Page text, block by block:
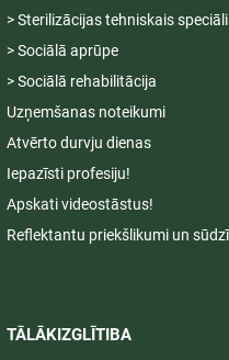
> Sterilizācijas tehniskais
> Sociālā aprūpe
> Sociālā rehabilitācija
Uzņemšanas noteikumi
Atvērto durvju dienas
Iepazīsti profesiju!
Apskati videostāstus!
Reflektantu priekšlikumi un
TĀLĀKIZGLĪTIBA